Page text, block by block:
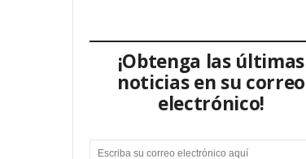
¡Obtenga las últimas
noticias en su correo
electrónico!